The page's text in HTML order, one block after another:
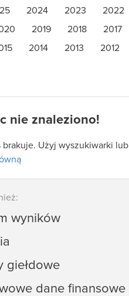
2024 2023
2022
2019 2018
2017
2014 2013 2012
nie znaleziono!
brakuje. Użyj wyszukiwarki lub
wyników
giełdowe
dane finansowe